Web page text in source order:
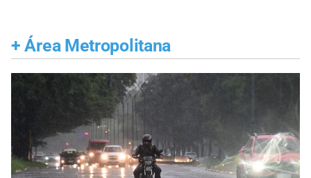
+ Área Metropolitana